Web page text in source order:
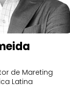
de Mareting
Latina